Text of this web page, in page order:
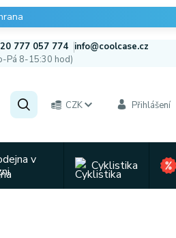
777 057 774 info@coolcase.cz
Pá 8-15:30 hod)
CZK Přihlášení
v
Cyklistika